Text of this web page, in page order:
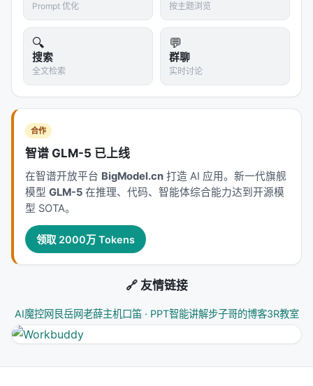
参考文献
原文：BioMedArena: An Open-source Toolkit
for Building and Evaluating Biomedical Deep
Research Agents, May 2026, arxiv. arXiv / 出版
源见链接。
---
深度分析附录
技术脉络定位
本工作处于 agentic_search与大规模搜索/推荐系统
时代重新分配检索、排序、生成与工具调用的职责边
界」这一核心问题。若将经典搜索栈比作漏斗：召回
推理预算与行动空间
检索几次、调用何种工具）。
相关工作纵览
神经信息检索经历从 BM25 到 BERT 交叉编码器、双
Prompt 优化 按主题浏览
🔍
搜索
全文检索
💬
群聊
实时讨论
合作
智谱 GLM-5 已上线
在智谱开放平台 BigModel.cn 打造 AI 应用。新一代旗舰
模型 GLM-5 在推理、代码、智能体综合能力达到开源模
型 SOTA。
领取 2000万 Tokens
🔗 友情链接
AI魔控网 艮岳网老薛主机口笛 · PPT智能讲解步子哥的博客3R教室